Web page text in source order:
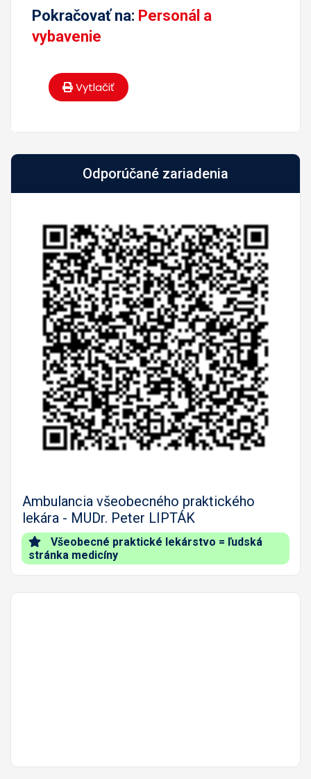
Pokračovať na: Personál a
vybavenie
Vytlačiť
Odporúčané zariadenia
Ambulancia všeobecného praktického
lekára - MUDr. Peter LIPTÁK
Všeobecné praktické lekárstvo = ľudská
stránka medicíny
Predch.